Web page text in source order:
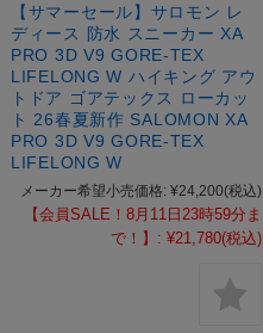
【サマーセール】サロモン レ
ディース 防水 スニーカー XA
PRO 3D V9 GORE-TEX
LIFELONG W ハイキング アウ
トドア ゴアテックス ローカッ
ト 26春夏新作 SALOMON XA
PRO 3D V9 GORE-TEX
LIFELONG W
メーカー希望小売価格: ¥24,200(税込)
【会員SALE！8月11日23時59分ま
で！】: ¥21,780(税込)